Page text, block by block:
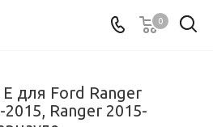
0
для Ford Ranger
Ranger 2015-